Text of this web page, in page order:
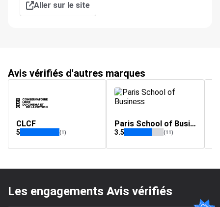
Aller sur le site
Avis vérifiés d'autres marques
CLCF
5 (1)
Paris School of Business
3.5 (11)
Les engagements Avis vérifiés